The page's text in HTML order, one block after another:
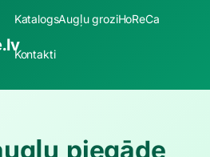
KatalogsAugļu groziHoReCa
Kontakti
piegāde